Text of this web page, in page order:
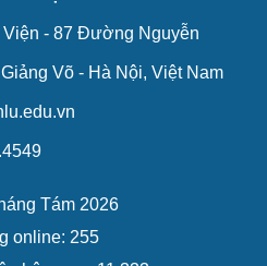
- 87 Đường Nguyễn
Võ - Hà Nội, Việt Nam
Tám 2026
online: 255